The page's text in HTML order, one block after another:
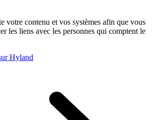
votre contenu et vos systèmes afin que vous
les liens avec les personnes qui comptent le
Hyland